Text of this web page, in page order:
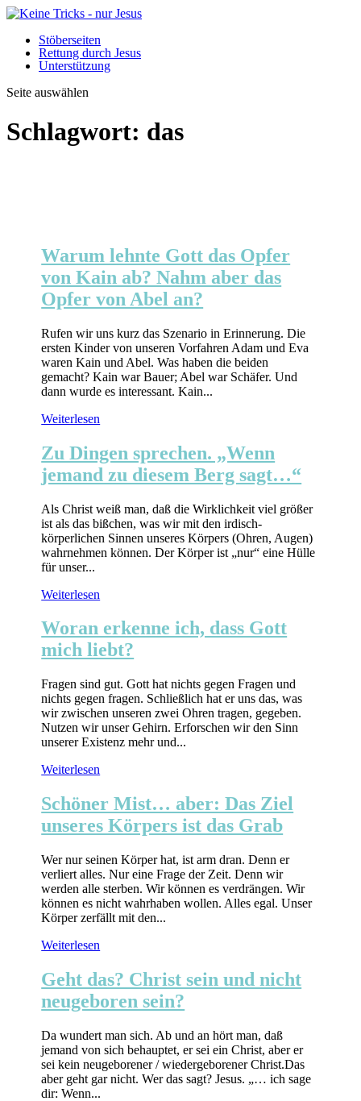
Stöberseiten
Rettung durch Jesus
Unterstützung
Seite auswählen
Schlagwort: das
Warum lehnte Gott das Opfer
von Kain ab? Nahm aber das
Opfer von Abel an?
Rufen wir uns kurz das Szenario in Erinnerung. Die
ersten Kinder von unseren Vorfahren Adam und Eva
waren Kain und Abel. Was haben die beiden
gemacht? Kain war Bauer; Abel war Schäfer. Und
dann wurde es interessant. Kain...
Weiterlesen
Zu Dingen sprechen. „Wenn
jemand zu diesem Berg sagt…“
Als Christ weiß man, daß die Wirklichkeit viel größer
ist als das bißchen, was wir mit den irdisch-
körperlichen Sinnen unseres Körpers (Ohren, Augen)
wahrnehmen können. Der Körper ist „nur“ eine Hülle
für unser...
Weiterlesen
Woran erkenne ich, dass Gott
mich liebt?
Fragen sind gut. Gott hat nichts gegen Fragen und
nichts gegen fragen. Schließlich hat er uns das, was
wir zwischen unseren zwei Ohren tragen, gegeben.
Nutzen wir unser Gehirn. Erforschen wir den Sinn
unserer Existenz mehr und...
Weiterlesen
Schöner Mist… aber: Das Ziel
unseres Körpers ist das Grab
Wer nur seinen Körper hat, ist arm dran. Denn er
verliert alles. Nur eine Frage der Zeit. Denn wir
werden alle sterben. Wir können es verdrängen. Wir
können es nicht wahrhaben wollen. Alles egal. Unser
Körper zerfällt mit den...
Weiterlesen
Geht das? Christ sein und nicht
neugeboren sein?
Da wundert man sich. Ab und an hört man, daß
jemand von sich behauptet, er sei ein Christ, aber er
sei kein neugeborener / wiedergeborener Christ.Das
aber geht gar nicht. Wer das sagt? Jesus. „… ich sage
dir: Wenn...